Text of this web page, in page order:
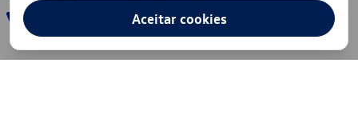
Aceitar cookies